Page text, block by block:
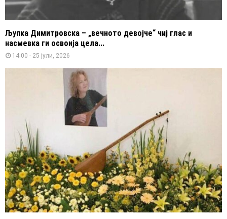
Љупка Димитровска – „вечното девојче“ чиј глас и
насмевка ги освоија цела...
14:00 - 25 јули, 2026